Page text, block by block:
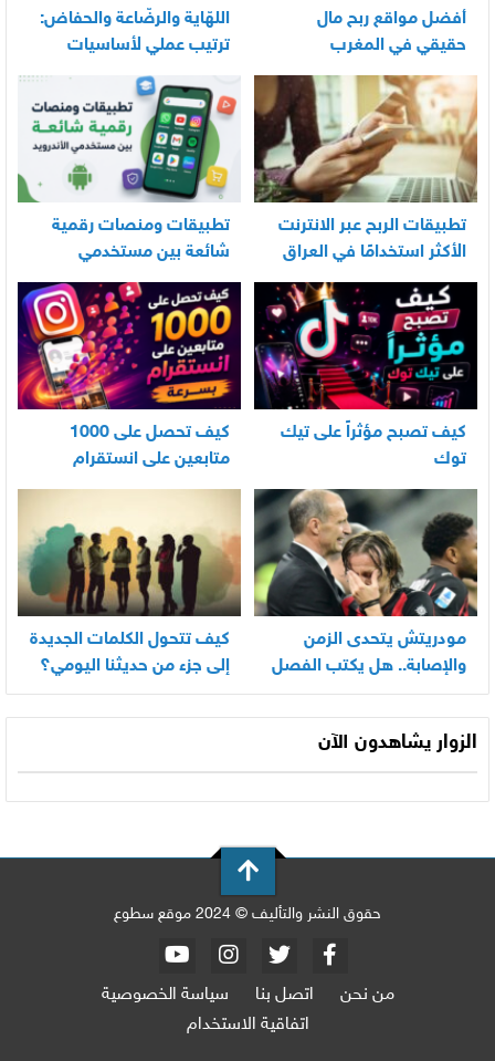
أفضل مواقع ربح مال
حقيقي في المغرب
اللهّاية والرضّاعة والحفاض:
ترتيب عملي لأساسيات
العناية اليومية بالرضيع
تطبيقات الربح عبر الانترنت
الأكثر استخدامًا في العراق
تطبيقات ومنصات رقمية
شائعة بين مستخدمي
الأندرويد
كيف تصبح مؤثراً على تيك
توك
كيف تحصل على 1000
متابعين على انستقرام
بسرعة
مودريتش يتحدى الزمن
والإصابة.. هل يكتب الفصل
الأخير في أسطورته
المونديالية؟
كيف تتحول الكلمات الجديدة
إلى جزء من حديثنا اليومي؟
الزوار يشاهدون الآن
حقوق النشر والتأليف © 2024 موقع سطوع
من نحن اتصل بنا
سياسة الخصوصية
اتفاقية الاستخدام